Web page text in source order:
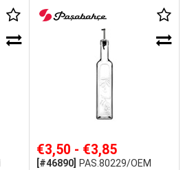
€3,50 - €3,85
[#46890]
PAS.80229/OEM